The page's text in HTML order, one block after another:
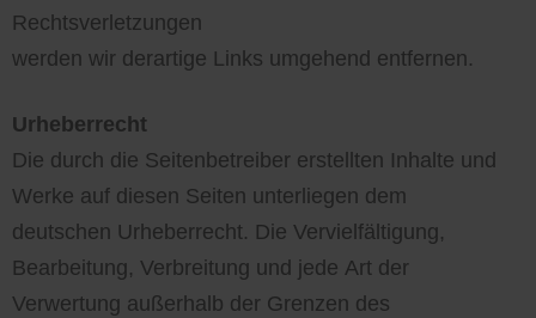
Rechtsverletzungen
werden wir derartige Links umgehend entfernen.
Urheberrecht
Die durch die Seitenbetreiber erstellten Inhalte und
Werke auf diesen Seiten unterliegen dem
deutschen Urheberrecht. Die Vervielfältigung,
Bearbeitung, Verbreitung und jede Art der
Verwertung außerhalb der Grenzen des